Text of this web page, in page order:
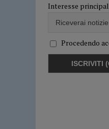
Interesse
Procedendo